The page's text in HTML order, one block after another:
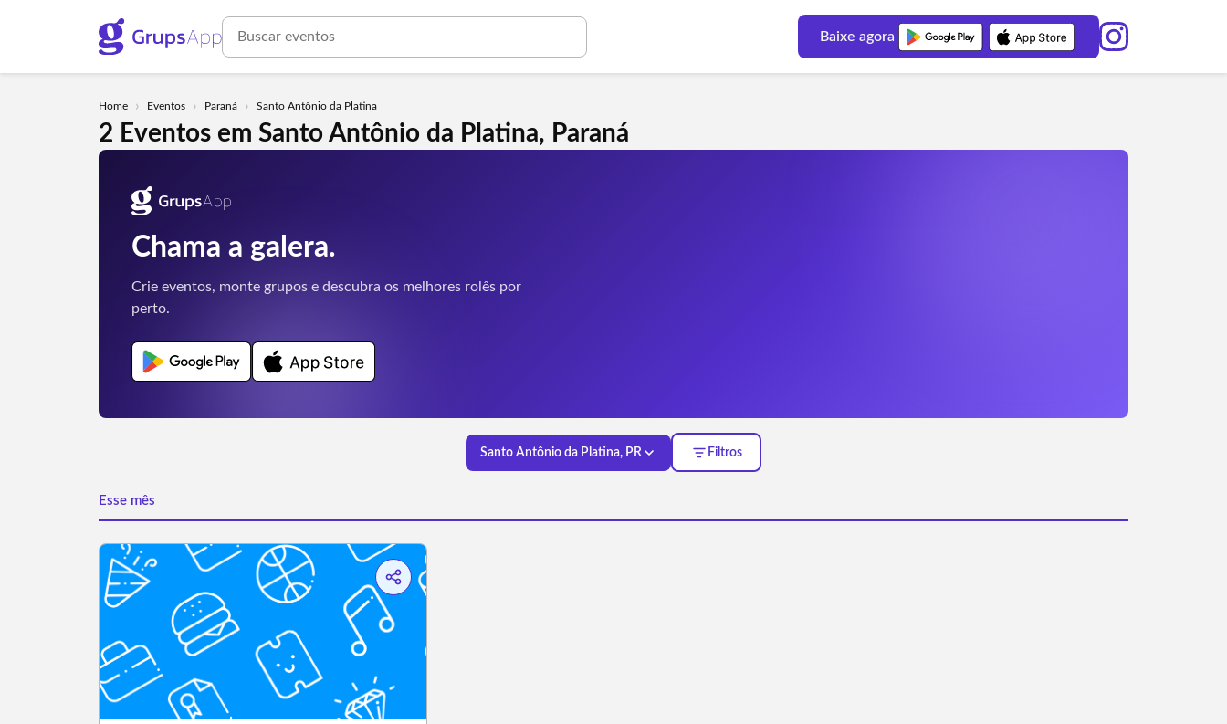
Baixe agora
Home › Eventos › Paraná › Santo Antônio da Platina
2 Eventos em Santo Antônio da Platina, Paraná
Chama a galera.
Crie eventos, monte grupos e descubra os melhores rolês por
perto.
Santo Antônio da Platina, PR Filtros
Esse mês